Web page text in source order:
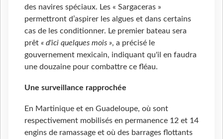
des navires spéciaux. Les « Sargaceras »
permettront d’aspirer les algues et dans certains
cas de les conditionner. Le premier bateau sera
prêt « d'ici quelques mois », a précisé le
gouvernement mexicain, indiquant qu'il en faudra
une douzaine pour combattre ce fléau.
Une surveillance rapprochée
En Martinique et en Guadeloupe, où sont
respectivement mobilisés en permanence 12 et 14
engins de ramassage et où des barrages flottants